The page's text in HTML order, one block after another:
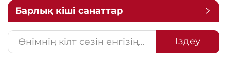
Компания
Жаңалықтар
Барлық кіші санаттар
Іздеу